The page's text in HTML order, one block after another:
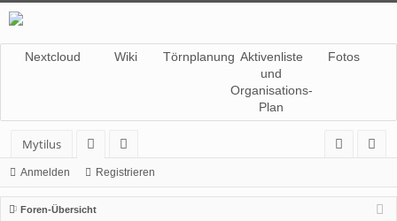
Nextcloud Wiki Törnplanung Aktivenliste
und
Organisations-
Plan
Fotos
Mytilus
or
en
itg
lie
m
ist
Anmelden Registrieren
Foren-Übersicht